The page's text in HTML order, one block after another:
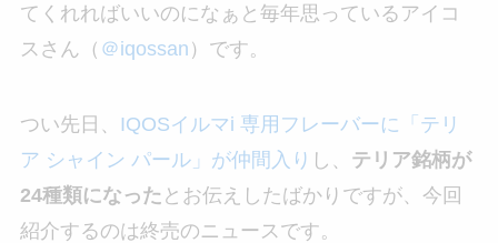
てくれればいいのになぁと毎年思っているアイコ
スさん（ ＠iqossan ）です。
つい先日、 IQOSイルマi 専用フレーバーに「テリ
ア シャイン パール」が仲間入り し、 テリア銘柄が
24種類になった とお伝えしたばかりですが、今回
紹介するのは終売のニュースです。